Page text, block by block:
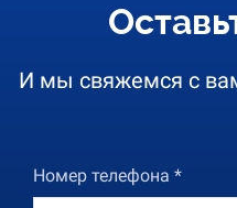
И мы свяжемся с
Номер телефона *